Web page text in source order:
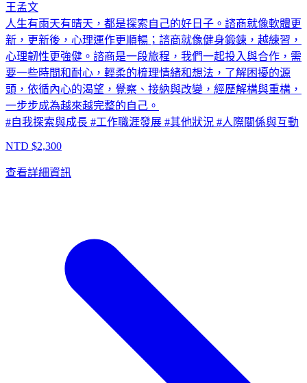
王孟文
人生有雨天有晴天，都是探索自己的好日子。諮商就像軟體更
新，更新後，心理運作更順暢；諮商就像健身鍛鍊，越練習，
心理韌性更強健。諮商是一段旅程，我們一起投入與合作，需
要一些時間和耐心，輕柔的梳理情緒和想法，了解困擾的源
頭，依循內心的渴望，覺察、接納與改變，經歷解構與重構，
一步步成為越來越完整的自己。
#自我探索與成長 #工作職涯發展 #其他狀況 #人際關係與互動
NTD $2,300
查看詳細資訊